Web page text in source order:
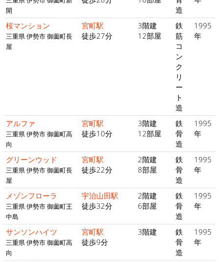
開
造
桜マンション
三重県 伊勢市 御薗町長
屋
宮町駅
徒歩27分
3階建
12部屋
鉄
筋
コ
ン
ク
リ
ー
ト
造
1995
年
アルファ
三重県 伊勢市 御薗町高
向
宮町駅
徒歩10分
3階建
12部屋
鉄
骨
造
1995
年
グリーンウッド
三重県 伊勢市 御薗町長
屋
宮町駅
徒歩22分
2階建
8部屋
鉄
骨
造
1995
年
メゾンフローラ
三重県 伊勢市 御薗町王
中島
宇治山田駅
徒歩32分
2階建
6部屋
鉄
骨
造
1995
年
サンソンハイツ
三重県 伊勢市 御薗町高
向
宮町駅
徒歩9分
3階建
鉄
骨
造
1995
年